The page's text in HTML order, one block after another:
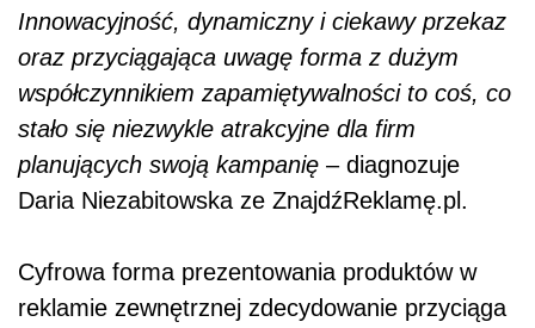
Innowacyjność, dynamiczny i ciekawy przekaz
oraz przyciągająca uwagę forma z dużym
współczynnikiem zapamiętywalności to coś, co
stało się niezwykle atrakcyjne dla firm
planujących swoją kampanię – diagnozuje
Daria Niezabitowska ze ZnajdźReklamę.pl.
Cyfrowa forma prezentowania produktów w
reklamie zewnętrznej zdecydowanie przyciąga